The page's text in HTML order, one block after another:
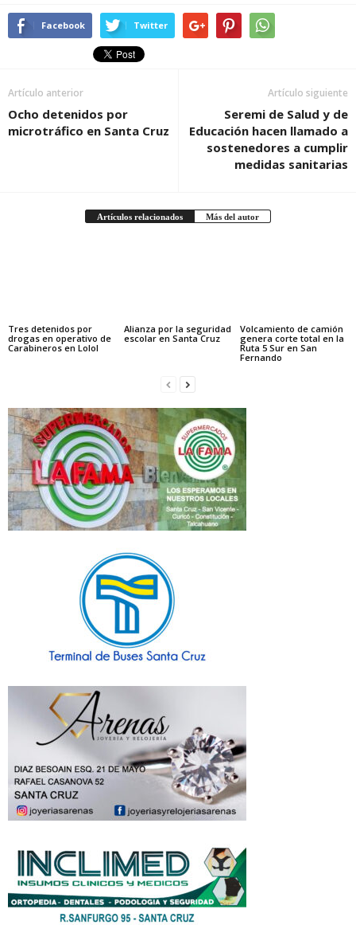
Facebook Twitter
Artículo anterior
Ocho detenidos por
microtráfico en Santa Cruz
Artículo siguiente
Seremi de Salud y de
Educación hacen llamado a
sostenedores a cumplir
medidas sanitarias
Artículos relacionados Más del autor
Tres detenidos por
drogas en operativo de
Carabineros en Lolol
Alianza por la seguridad
escolar en Santa Cruz
Volcamiento de camión
genera corte total en la
Ruta 5 Sur en San
Fernando